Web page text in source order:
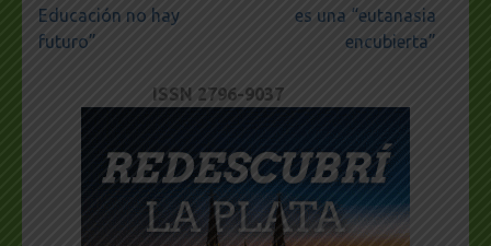
Educación no hay
futuro”
es una “eutanasia
encubierta”
ISSN 2796-9037